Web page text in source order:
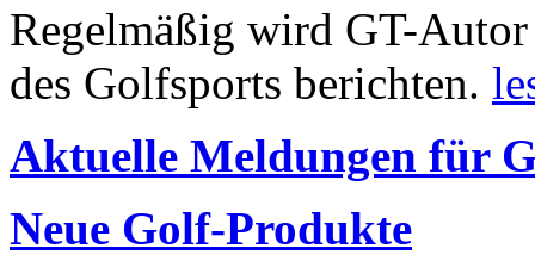
Regelmäßig wird GT-
des Golfsports berichten.
Aktuelle Meldungen für
Neue Golf-Produkte